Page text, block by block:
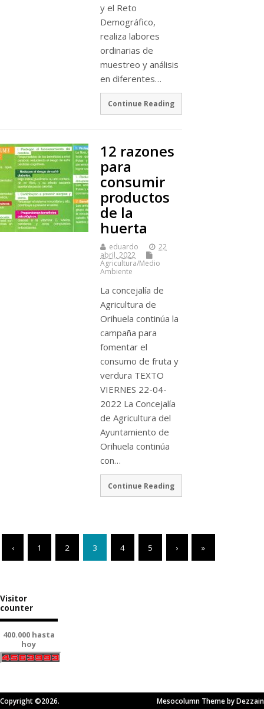
y el Reto
Demográfico,
realiza labores
ordinarias de
muestreo y análisis
en diferentes…
Continue Reading
12 razones
para
consumir
productos
de la
huerta
eduardo
22
abril, 2022
Agricultura/Medio
Ambiente
La concejalía de
Agricultura de
Orihuela continúa la
campaña para
fomentar el
consumo de fruta y
verdura TEXTO
VIERNES 22-04-
2022 La Concejalía
de Agricultura del
Ayuntamiento de
Orihuela continúa
con…
Continue Reading
‹ 1 2 3 4 5 › »
Visitor
counter
400.000 hasta
hoy
Copyright ©2026. Mesocolumn Theme by Dezzain